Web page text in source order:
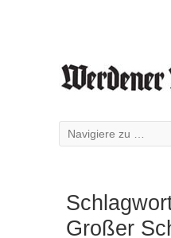
Großer